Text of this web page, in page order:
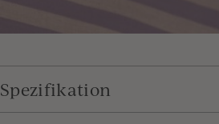
Spezifikation